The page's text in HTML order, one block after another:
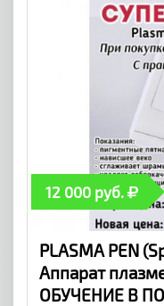
12 000 руб.
PLASMA PEN
Аппарат
ОБУЧЕНИЕ В